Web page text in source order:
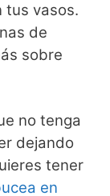
tus vasos.
de
sobre
no tenga
dejando
tener
en